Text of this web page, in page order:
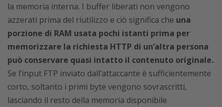
la memoria interna. I buffer liberati non vengono
azzerati prima del riutilizzo e ciò significa che una
porzione di RAM usata pochi istanti prima per
memorizzare la richiesta HTTP di un’altra persona
può conservare quasi intatto il contenuto originale.
Se l’input FTP inviato dall’attaccante è sufficientemente
corto, soltanto i primi byte vengono sovrascritti,
lasciando il resto della memoria disponibile